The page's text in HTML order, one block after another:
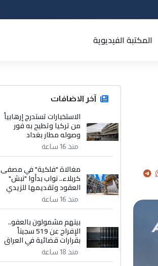
المكتبة الفيديوية
آخر الاضافات
الاستخبارات تستدرج إرهابياً
من تركيا وتطيح به فور
وصوله مطار بغداد
منذ 16 ساعة
مغالاة "فلكية" في مصفى
كربلاء.. نواب بدأوا "نبش"
العقود وتقديمها للزيدي
منذ 16 ساعة
بينهم مشمولون بالعفو..
الإفراج عن 519 سجيناً
بقرارات قضائية في العراق
منذ 18 ساعة